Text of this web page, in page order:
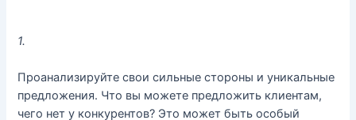
1.
Проанализируйте свои сильные стороны и уникальные
предложения. Что вы можете предложить клиентам,
чего нет у конкурентов? Это может быть особый